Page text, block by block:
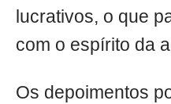
lucrativos, o que
com o espírito da
Os depoimentos